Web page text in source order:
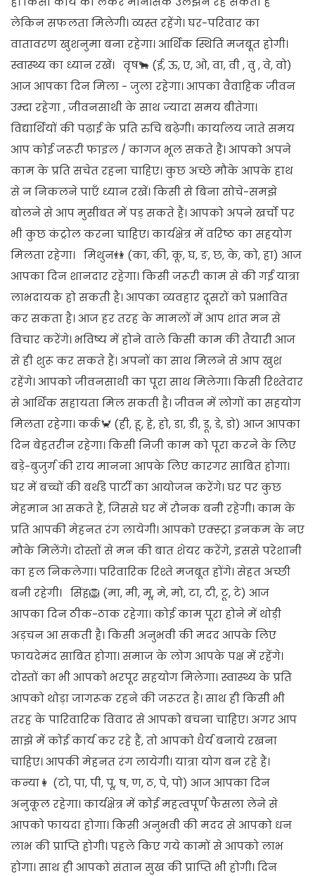
लेकिन सफलता मिलेगी। व्यस्त रहेंगे। घर-परिवार का
वातावरण खुशनुमा बना रहेगा। आर्थिक स्थिति मजबूत होगी।
स्वास्थ्य का ध्यान रखें। वृष🐂 (ई, ऊ, ए, ओ, वा, वी , वु , वे, वो)
आज आपका दिन मिला - जुला रहेगा। आपका वैवाहिक जीवन
उम्दा रहेगा , जीवनसाथी के साथ ज्यादा समय बीतेगा।
विद्यार्थियों की पढ़ाई के प्रति रुचि बढ़ेगी। कार्यालय जाते समय
आप कोई जरूरी फाइल / कागज भूल सकते हैं। आपको अपने
काम के प्रति सचेत रहना चाहिए। कुछ अच्छे मौके आपके हाथ
से न निकलने पाएँ ध्यान रखें। किसी से बिना सोचे-समझे
बोलने से आप मुसीबत में पड़ सकते हैं। आपको अपने खर्चो पर
भी कुछ कंट्रोल करना चाहिए। कार्यक्षेत्र में वरिष्ठ का सहयोग
मिलता रहेगा। मिथुन👫 (का, की, कू, घ, ङ, छ, के, को, हा) आज
आपका दिन शानदार रहेगा। किसी जरूरी काम से की गई यात्रा
लाभदायक हो सकती है। आपका व्यवहार दूसरों को प्रभावित
कर सकता है। आज हर तरह के मामलों में आप शांत मन से
विचार करेंगे। भविष्य में होने वाले किसी काम की तैयारी आज
से ही शुरू कर सकते हैं। अपनों का साथ मिलने से आप खुश
रहेंगे। आपको जीवनसाथी का पूरा साथ मिलेगा। किसी रिश्तेदार
से आर्थिक सहायता मिल सकती है। जीवन में लोगों का सहयोग
मिलता रहेगा। कर्क🦀 (ही, हू, हे, हो, डा, डी, डू, डे, डो) आज आपका
दिन बेहतरीन रहेगा। किसी निजी काम को पूरा करने के लिए
बड़े-बुजुर्ग की राय मानना आपके लिए कारगर साबित होगा।
घर में बच्चों की बर्थडे पार्टी का आयोजन करेंगे। घर पर कुछ
मेहमान आ सकते हैं, जिससे घर में रौनक बनी रहेगी। काम के
प्रति आपकी मेहनत रंग लायेगी। आपको एक्स्ट्रा इनकम के नए
मौके मिलेंगे। दोस्तों से मन की बात शेयर करेंगे, इससे परेशानी
का हल निकलेगा। परिवारिक रिश्ते मजबूत होंगे। सेहत अच्छी
बनी रहेगी। सिंह🦁 (मा, मी, मू, मे, मो, टा, टी, टू, टे) आज
आपका दिन ठीक-ठाक रहेगा। कोई काम पूरा होने में थोड़ी
अड़चन आ सकती है। किसी अनुभवी की मदद आपके लिए
फायदेमंद साबित होगा। समाज के लोग आपके पक्ष में रहेंगे।
दोस्तों का भी आपको भरपूर सहयोग मिलेगा। स्वास्थ्य के प्रति
आपको थोड़ा जागरूक रहने की जरूरत है। साथ ही किसी भी
तरह के पारिवारिक विवाद से आपको बचना चाहिए। अगर आप
साझे में कोई कार्य कर रहे हैं, तो आपको धैर्य बनाये रखना
चाहिए। आपकी मेहनत रंग लायेगी। यात्रा योग बन रहे हैं।
कन्या👩 (टो, पा, पी, पू, ष, ण, ठ, पे, पो) आज आपका दिन
अनुकूल रहेगा। कार्यक्षेत्र में कोई महत्वपूर्ण फैसला लेने से
आपको फायदा होगा। किसी अनुभवी की मदद से आपको धन
लाभ की प्राप्ति होगी। पहले किए गये कामों से आपको लाभ
होगा। साथ ही आपको संतान सुख की प्राप्ति भी होगी। दिन